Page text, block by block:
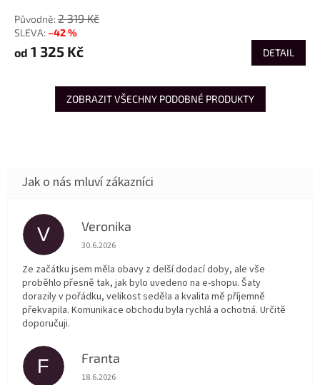
2 319 Kč
–42 %
od 1 325 Kč DETAIL
ZOBRAZIT VŠECHNY PODOBNÉ PRODUKTY
V Veronika
Hodnocení obchodu je 5 z 5 hvězdiček.
30.6.2026
Ze začátku jsem měla obavy z delší dodací doby, ale vše
proběhlo přesně tak, jak bylo uvedeno na e-shopu. Šaty
dorazily v pořádku, velikost seděla a kvalita mě příjemně
překvapila. Komunikace obchodu byla rychlá a ochotná. Určitě
doporučuji.
F Franta
Hodnocení obchodu je 5 z 5 hvězdiček.
18.6.2026